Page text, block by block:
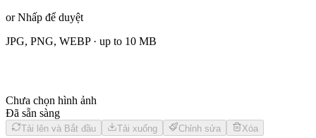
or Nhấp để duyệt
JPG, PNG, WEBP· up to 10 MB
Chưa chọn hình ảnh
Đã sẵn sàng
Tải lên và Bắt đầu Tải xuống Chỉnh sửa Xóa